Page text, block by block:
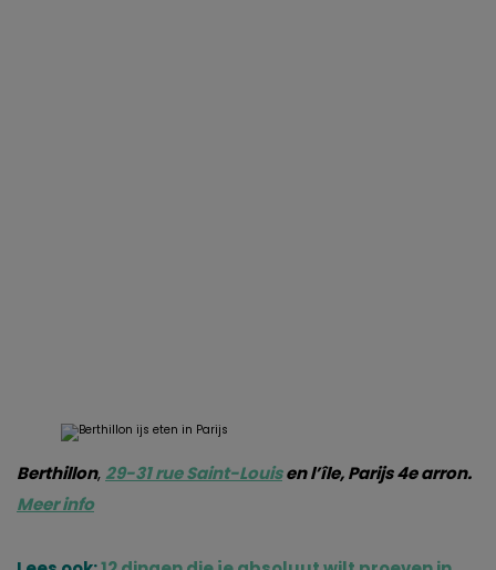
Berthillon, 29-31 rue Saint-Louisen l’île, Parijs 4e arron.
Meer info